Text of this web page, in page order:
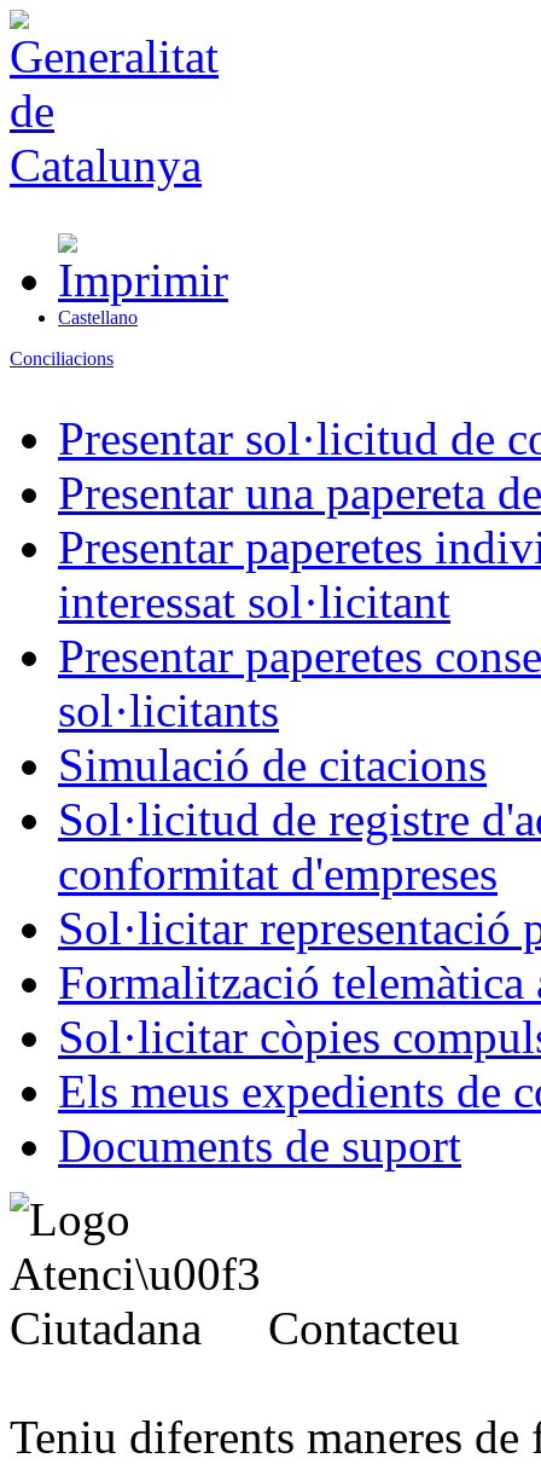
Castellano
Conciliacions
Presentar sol·licitud de
Presentar una papereta
Presentar paperetes
interessat sol·licitant
Presentar paperetes
sol·licitants
Simulació de citacions
Sol·licitud de registre
conformitat d'empreses
Sol·licitar representació
Formalització telemàtica
Sol·licitar còpies
Els meus expedients de
Documents de suport
Contacteu
Teniu diferents maneres de